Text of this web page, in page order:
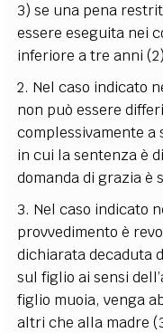
3) se una pena
essere eseguita nei
inferiore a tre anni(2)
2. Nel caso indicato
non può essere
complessivamente a
in cui la sentenza è
domanda di grazia è
3. Nel caso indicato
provvedimento è
dichiarata decaduta
sul figlio ai sensi
figlio muoia, venga
altri che alla madre